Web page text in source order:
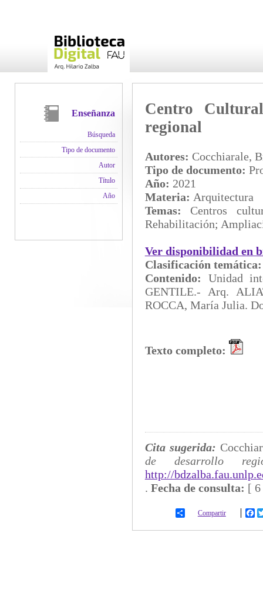
Enseñanza
Búsqueda
Tipo de documento
Autor
Título
Año
Centro
regional
Autores: Cocchiarale,
Tipo de documento:
Año: 2021
Materia: Arquitectura
Temas:Centros
Rehabilitación;
Ver disponibilidad en
Clasificación
Contenido: Unidad
GENTILE.- Arq.
ROCCA, María Julia.
Texto completo:
Cita sugerida:
de desarrollo
http://
. Fecha de consulta: [
Compartir